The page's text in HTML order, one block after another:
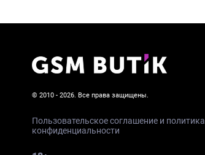
© 2010 - 2026. Все права защищены.
Пользовательское соглашение и политика
конфиденциальности